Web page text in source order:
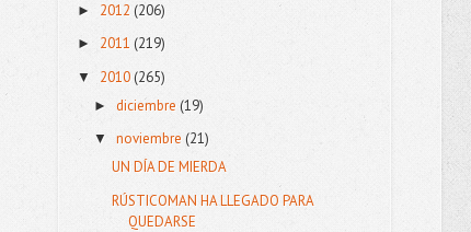
► 2012 (206)
► 2011 (219)
▼ 2010(265)
► diciembre (19)
▼noviembre(21)
UN DÍA DE MIERDA
RÚSTICOMAN HA LLEGADO PARA
QUEDARSE